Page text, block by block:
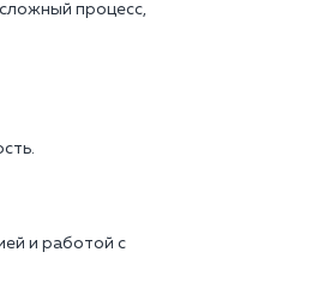
процесс,
и работой с